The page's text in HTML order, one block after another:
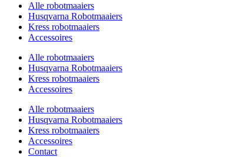
Alle robotmaaiers
Husqvarna Robotmaaiers
Kress robotmaaiers
Accessoires
Alle robotmaaiers
Husqvarna Robotmaaiers
Kress robotmaaiers
Accessoires
Alle robotmaaiers
Husqvarna Robotmaaiers
Kress robotmaaiers
Accessoires
Contact